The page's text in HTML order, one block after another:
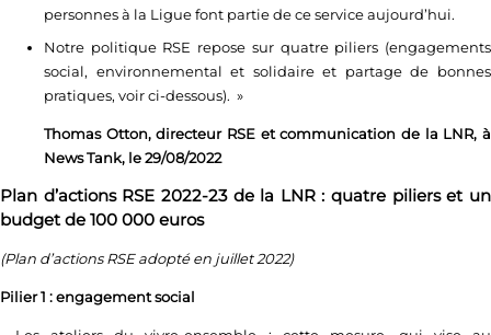
personnes à la Ligue font partie de ce service aujourd’hui.
Notre politique RSE repose sur quatre piliers (engagements
social, environnemental et solidaire et partage de bonnes
pratiques, voir ci-dessous). »
Thomas Otton, directeur RSE et communication de la LNR, à
News Tank, le 29/08/2022
Plan d’actions RSE 2022-23 de la LNR : quatre piliers et un
budget de 100 000 euros
(Plan d’actions RSE adopté en juillet 2022)
Pilier 1 : engagement social